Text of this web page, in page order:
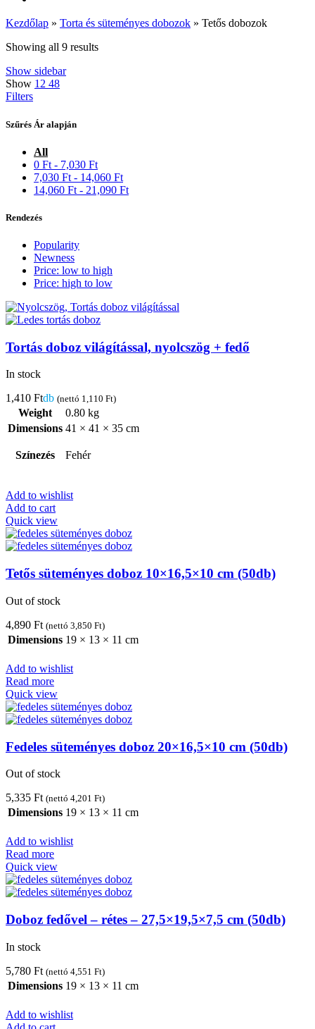
Kezdőlap » Torta és süteményes dobozok » Tetős dobozok
Showing all 9 results
Show sidebar
Show 12 48
Filters
Szűrés Ár alapján
All
0 Ft - 7,030 Ft
7,030 Ft - 14,060 Ft
14,060 Ft - 21,090 Ft
Rendezés
Popularity
Newness
Price: low to high
Price: high to low
Tortás doboz világítással, nyolcszög + fedő
In stock
1,410 Ftdb (nettó 1,110 Ft)
Weight
0.80 kg
Dimensions 41 × 41 × 35 cm
Színezés Fehér
Add to wishlist
Add to cart
Quick view
Tetős süteményes doboz 10×16,5×10 cm (50db)
Out of stock
4,890 Ft (nettó 3,850 Ft)
Dimensions 19 × 13 × 11 cm
Add to wishlist
Read more
Quick view
Fedeles süteményes doboz 20×16,5×10 cm (50db)
Out of stock
5,335 Ft (nettó 4,201 Ft)
Dimensions 19 × 13 × 11 cm
Add to wishlist
Read more
Quick view
Doboz fedővel – rétes – 27,5×19,5×7,5 cm (50db)
In stock
5,780 Ft (nettó 4,551 Ft)
Dimensions 19 × 13 × 11 cm
Add to wishlist